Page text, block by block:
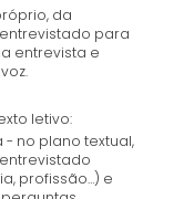
da
para
entrevista e
letivo:
no plano textual,
profissão…) e